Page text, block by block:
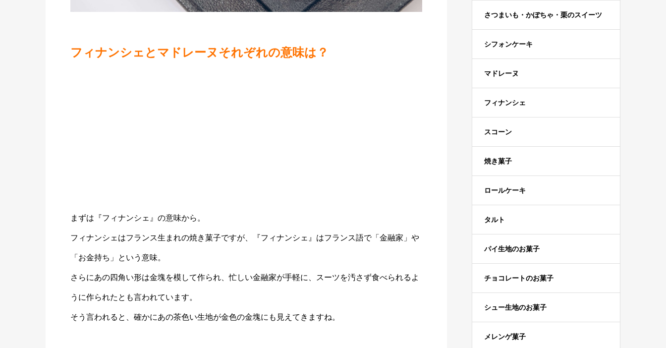
フィナンシェとマドレーヌそれぞれの意味は？
まずは『フィナンシェ』の意味から。
フィナンシェはフランス生まれの焼き菓子ですが、『フィナンシェ』はフランス語で「金融家」や
「お金持ち」という意味。
さらにあの四角い形は金塊を模して作られ、忙しい金融家が手軽に、スーツを汚さず食べられるよ
うに作られたとも言われています。
そう言われると、確かにあの茶色い生地が金色の金塊にも見えてきますね。
さつまいも・かぼちゃ・栗のスイーツ
シフォンケーキ
マドレーヌ
フィナンシェ
スコーン
焼き菓子
ロールケーキ
タルト
パイ生地のお菓子
チョコレートのお菓子
シュー生地のお菓子
メレンゲ菓子